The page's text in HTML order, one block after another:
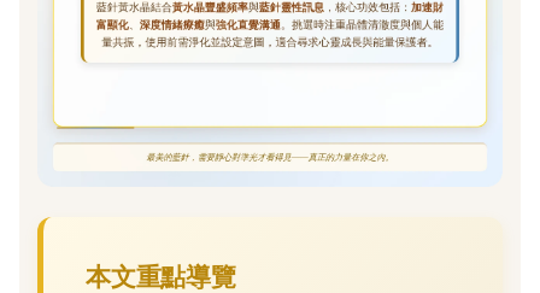
本文重點導覽